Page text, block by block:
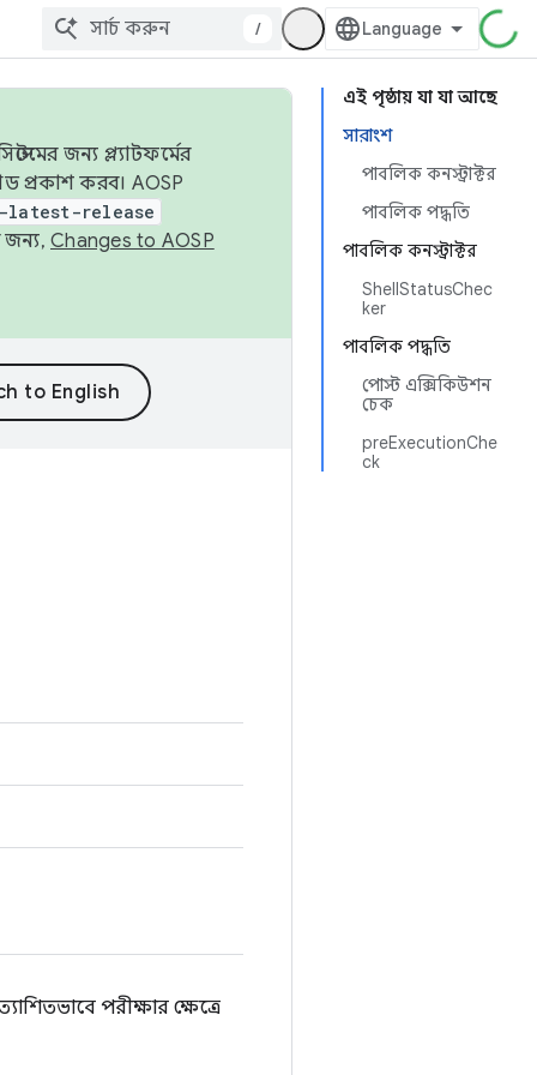
/
এই পৃষ্ঠায় যা যা আছে
সারাংশ
পাবলিক কনস্ট্রাক্টর
পাবলিক পদ্ধতি
পাবলিক কনস্ট্রাক্টর
ShellStatusChec
ker
পাবলিক পদ্ধতি
পোস্ট এক্সিকিউশন
চেক
preExecutionChe
ck
জন্য প্ল্যাটফর্মের
প্রকাশ করব। AOSP
latest-release
জন্য, Changes to AOSP
পরীক্ষার ক্ষেত্রে